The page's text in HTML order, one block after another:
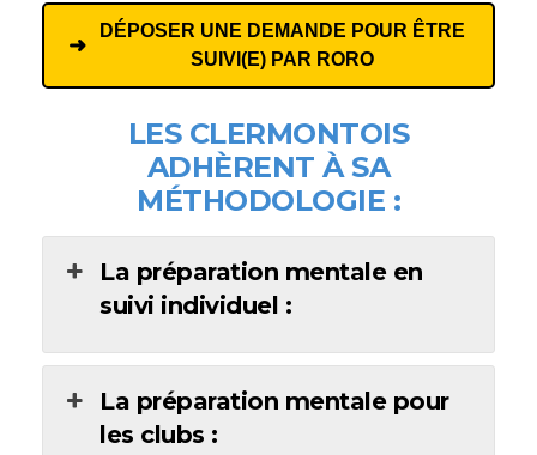
DÉPOSER UNE DEMANDE POUR ÊTRE
SUIVI(E) PAR RORO
LES CLERMONTOIS
ADHÈRENT À SA
MÉTHODOLOGIE :
La préparation mentale en
suivi individuel :
La préparation mentale pour
les clubs :